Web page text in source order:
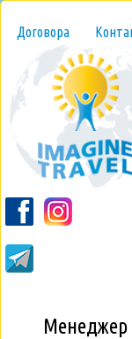
Договора
Менеджер